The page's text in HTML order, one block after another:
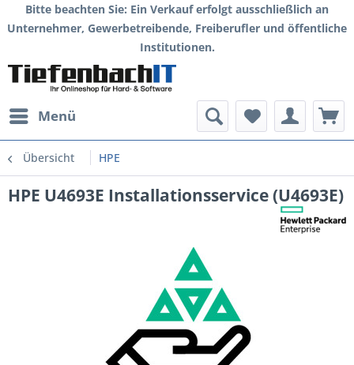
Bitte beachten Sie: Ein Verkauf erfolgt ausschließlich an
Unternehmer, Gewerbetreibende, Freiberufler und öffentliche
Institutionen.
Menü
Übersicht HPE
HPE U4693E Installationsservice (U4693E)